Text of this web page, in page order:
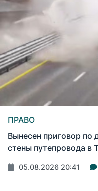
ПРАВО
Вынесен приговор по
стены путепровода в
05.08.2026 20:41